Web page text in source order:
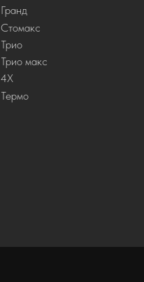
Гранд
Стомакс
Трио
4Х
Трио макс
Термо